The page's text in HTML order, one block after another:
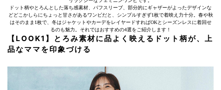
ドット柄やとろんとした落ち感素材、パフスリーブ、部分的にギャザーがよったデザインな
どどこかしらにちょっと甘さがあるワンピだと、シンプルすぎず1枚で着映え力十分。春や秋
はそのまま1枚で、冬はジャケットやカーデをレイヤードすればOKとシーズンレスに着回せ
るのも魅力。それではおすすめの4選をご紹介します！
【LOOK1】とろみ素材に品よく映えるドット柄が、上
品なママを印象づける